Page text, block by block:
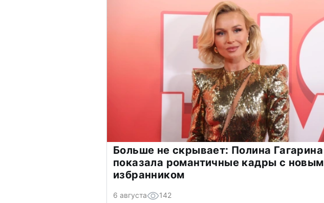
Больше не скрывает: Полина Гагарина
показала романтичные кадры с новым
избранником
6 августа 142